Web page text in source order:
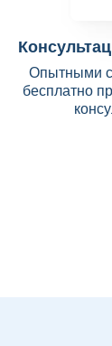
Опытными
бесплатно